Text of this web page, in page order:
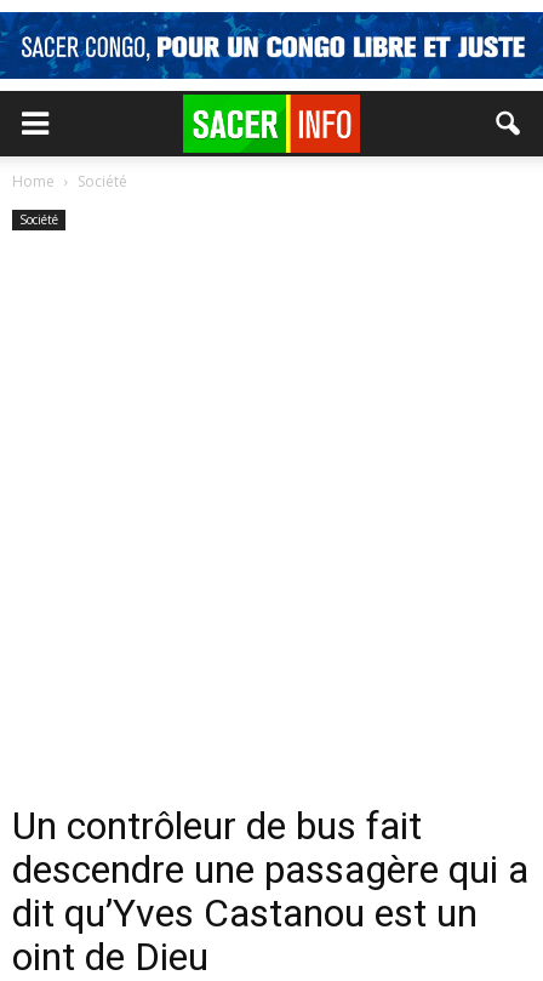
Home Société
Société
Un contrôleur de bus fait
descendre une passagère qui a
dit qu’Yves Castanou est un
oint de Dieu